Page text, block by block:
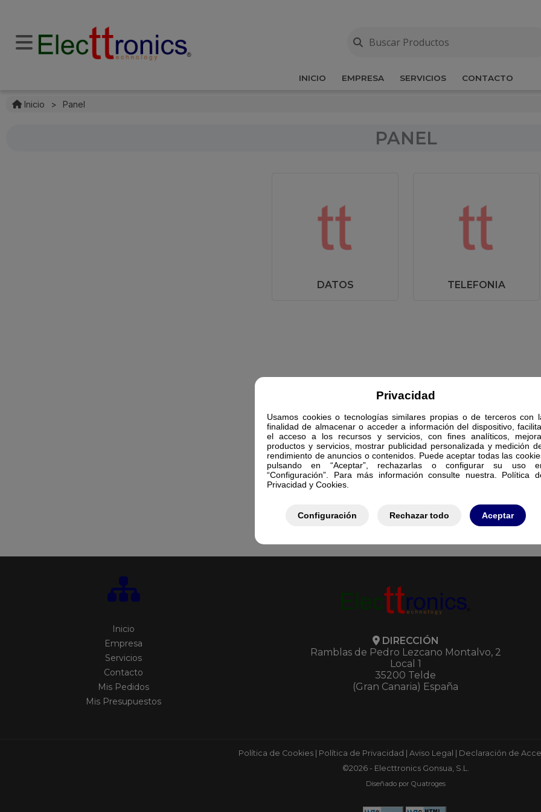
Privacidad
Usamos cookies o tecnologías similares propias o de terceros con
finalidad de almacenar o acceder a información del dispositivo,
el acceso a los recursos y servicios, con fines analíticos,
productos y servicios, mostrar publicidad personalizada y medición
rendimiento de anuncios o contenidos. Puede aceptar todas las
pulsando en “Aceptar”, rechazarlas o configurar su uso
“Configuración”. Para más información consulte nuestra. Política
Privacidad y Cookies.
Configuración Rechazar todo Aceptar
INICIO EMPRESA SERVICIOS CONTACTO
Inicio > Panel
PANEL
DATOS TELEFONIA
Inicio
Empresa
Servicios
Contacto
Mis Pedidos
Mis Presupuestos
DIRECCIÓN
Ramblas de Pedro Lezcano Montalvo, 2
Local 1
35200 Telde
(Gran Canaria) España
Política de Cookies| Política de Privacidad Aviso Legal
Declaración de
©2026 - Electtronics Gonsua, S.L.
Diseñado por Quatroges